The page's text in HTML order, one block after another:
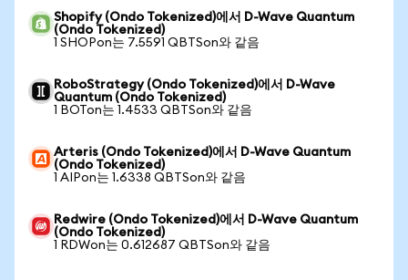
Shopify (Ondo Tokenized)에서 D-Wave Quantum
(Ondo Tokenized)
1 SHOPon는 7.5591 QBTSon와 같음
RoboStrategy (Ondo Tokenized)에서 D-Wave
Quantum (Ondo Tokenized)
1 BOTon는 1.4533 QBTSon와 같음
Arteris (Ondo Tokenized)에서 D-Wave Quantum
(Ondo Tokenized)
1 AIPon는 1.6338 QBTSon와 같음
Redwire (Ondo Tokenized)에서 D-Wave Quantum
(Ondo Tokenized)
1 RDWon는 0.612687 QBTSon와 같음